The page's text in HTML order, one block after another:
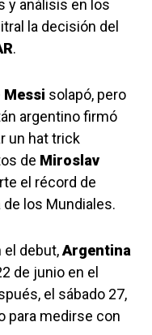
y análisis en los
la decisión del
.
Messi solapó, pero
argentino firmó
un hat trick
de Miroslav
el récord de
los Mundiales.
el debut,Argentina
de junio en el
el sábado 27,
para medirse con